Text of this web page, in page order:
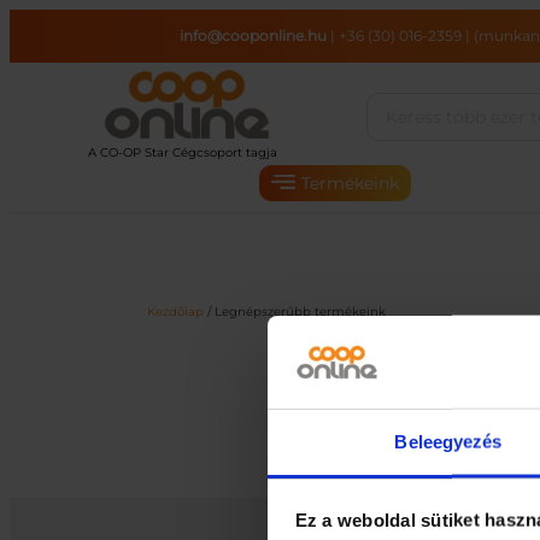
Beleegyezés
Ez a weboldal sütiket
tartalomhoz
info@cooponline.hu | +36 (30) 016-2359|
Termékeink
Kezdőlap / Legnépszerűbb termékeink